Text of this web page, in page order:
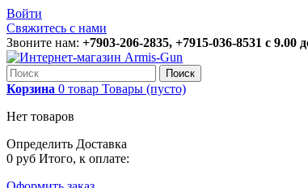
Войти
Свяжитесь с нами
Звоните нам: +7903-206-2835, +7915-036-8531 с
Поиск
Корзина 0 товар Товары (пусто)
Нет товаров
Определить Доставка
0 руб Итого, к оплате: